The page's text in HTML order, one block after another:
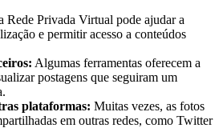
Rede Privada Virtual pode ajudar a
e permitir ⁤acesso a conteúdos
Algumas ferramentas oferecem a
postagens que ⁣seguiram um
plataformas: Muitas vezes, as fotos
⁣em outras⁢ redes, como Twitter